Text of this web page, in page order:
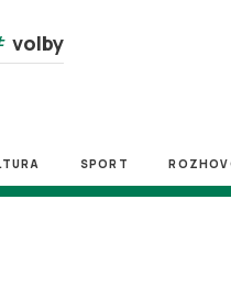
volby
SPORT